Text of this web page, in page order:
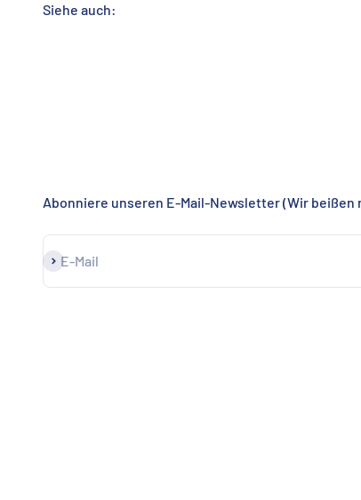
Abonniere unseren E-Mail-Newsletter (Wir beißen
E-Mail
Abonnieren